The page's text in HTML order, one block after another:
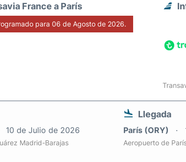
France a París
para 06 de Agosto de 2026.
10 de Julio de 2026
Madrid-Barajas
Llegada
París (ORY)
Aeropuerto de